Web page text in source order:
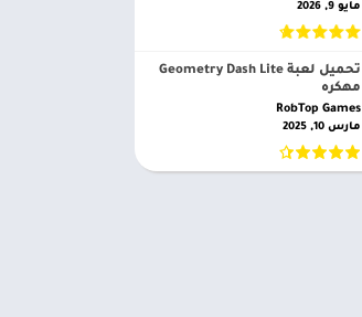
مايو 9, 2026
تحميل لعبة Geometry Dash Lite
مهكره
RobTop Games‏
مارس 10, 2025